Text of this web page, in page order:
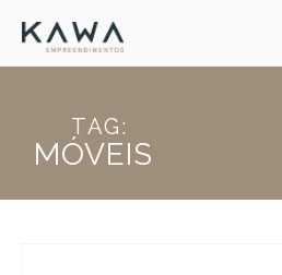
TAG:
MÓVEIS